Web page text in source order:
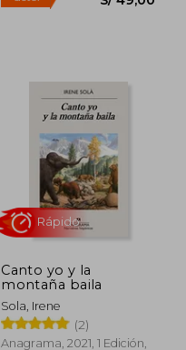
10%
dcto.
Rápido
Canto yo y la
montaña baila
Sola, Irene
(2)
Anagrama, 2021, 1 Edición,